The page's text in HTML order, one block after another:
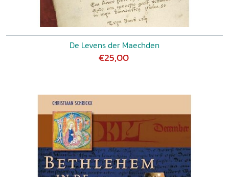
De Levens der Maechden
€25,00